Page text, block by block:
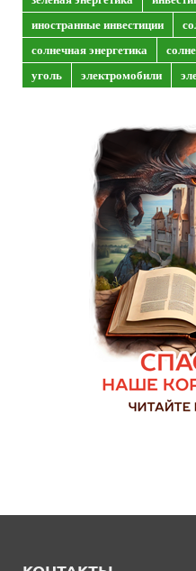
иностранные инвестиции
солнечная энергетика
уголь
электромобили